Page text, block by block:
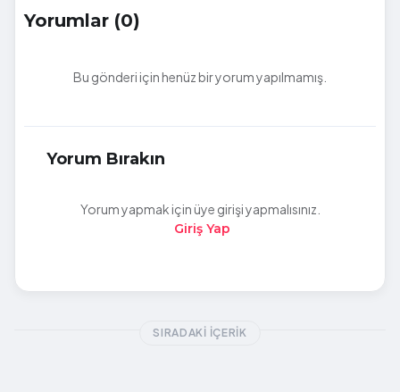
Yorumlar (0)
Bu gönderi için henüz bir yorum yapılmamış.
Yorum Bırakın
Yorum yapmak için üye girişi yapmalısınız.
Giriş Yap
SIRADAKI İÇERIK